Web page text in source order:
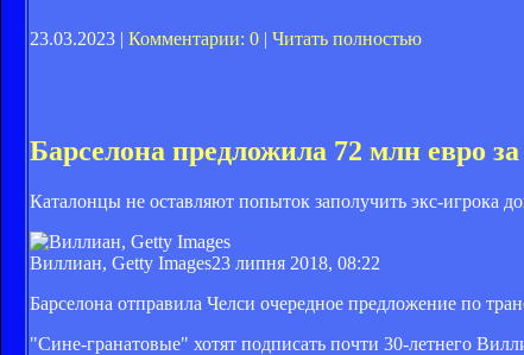
23.03.2023 | Комментарии: 0 | Читать полностью
Барселона предложила 72 млн евро
Каталонцы не оставляют попыток заполучить экс-игрока
Виллиан, Getty Images23 липня 2018, 08:22
Барселона отправила Челси очередное предложение по
"Сине-гранатовые" хотят подписать почти 30-летнего